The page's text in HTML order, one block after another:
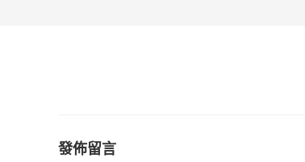
發佈留言